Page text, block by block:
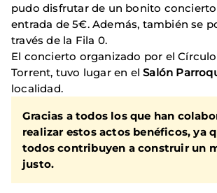
pudo disfrutar de un bonito
entrada de 5€. Además, también se
través de la Fila 0.
El concierto organizado por el
Torrent, tuvo lugar en elSalón
localidad.
Gracias a todos los que han
realizar estos actos benéficos, ya
todos contribuyen a construir un
justo.